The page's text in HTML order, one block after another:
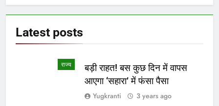
Latest posts
राज्य
बड़ी राहत! बस कुछ दिन में वापस
आएगा ‘सहारा’ में फंसा पैसा
Yugkranti 3 years ago